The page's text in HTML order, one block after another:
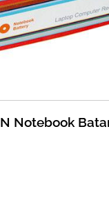
Notebook